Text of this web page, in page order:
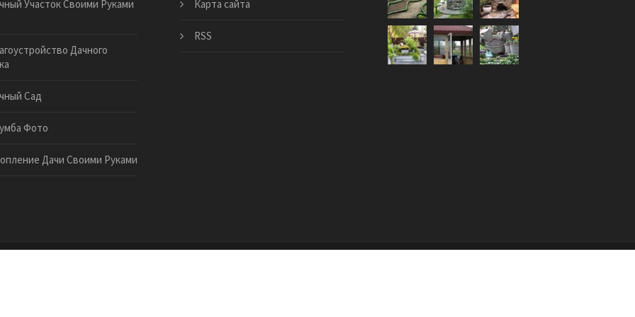
Участок Своими Руками
Дачного
Сад
Фото
Дачи Своими Руками
Карта сайта
RSS